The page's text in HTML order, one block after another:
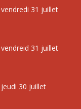
vendredi 31 juillet
vendreid 31 juillet
jeudi 30 juillet